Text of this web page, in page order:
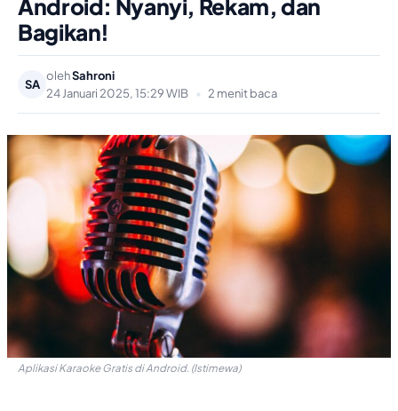
Android: Nyanyi, Rekam, dan
Bagikan!
SA
olehSahroni
24 Januari 2025, 15:29 WIB
• 2 menit baca
Aplikasi Karaoke Gratis di Android. (Istimewa)